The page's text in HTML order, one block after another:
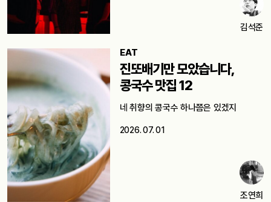
김석준
EAT
진또배기만 모았습니다,
콩국수 맛집 12
네 취향의 콩국수 하나쯤은 있겠지
2026. 07. 01
조연희